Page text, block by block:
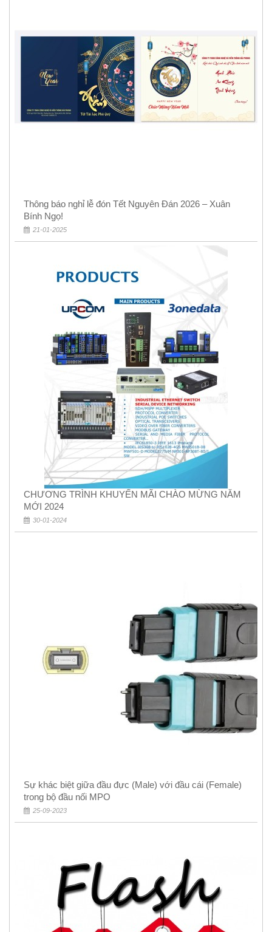
Thông báo nghỉ lễ đón Tết Nguyên Đán 2026 – Xuân
Bính Ngọ!
21-01-2025
CHƯƠNG TRÌNH KHUYẾN MÃI CHÀO MỪNG NĂM
MỚI 2024
30-01-2024
Sự khác biệt giữa đầu đực (Male) với đầu cái (Female)
trong bộ đầu nối MPO
25-09-2023